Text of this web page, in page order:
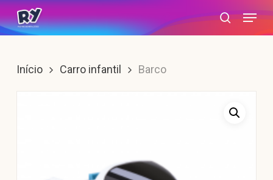
Skip
to
content
search
Menu
Início Carro infantil Barco